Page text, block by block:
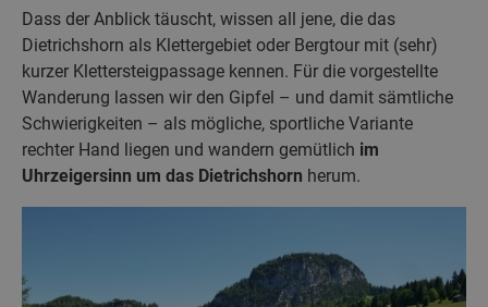
Dass der Anblick täuscht, wissen all jene, die das
Dietrichshorn als Klettergebiet oder Bergtour mit (sehr)
kurzer Klettersteigpassage kennen. Für die vorgestellte
Wanderung lassen wir den Gipfel – und damit sämtliche
Schwierigkeiten – als mögliche, sportliche Variante
rechter Hand liegen und wandern gemütlich im
Uhrzeigersinn um das Dietrichshorn herum.